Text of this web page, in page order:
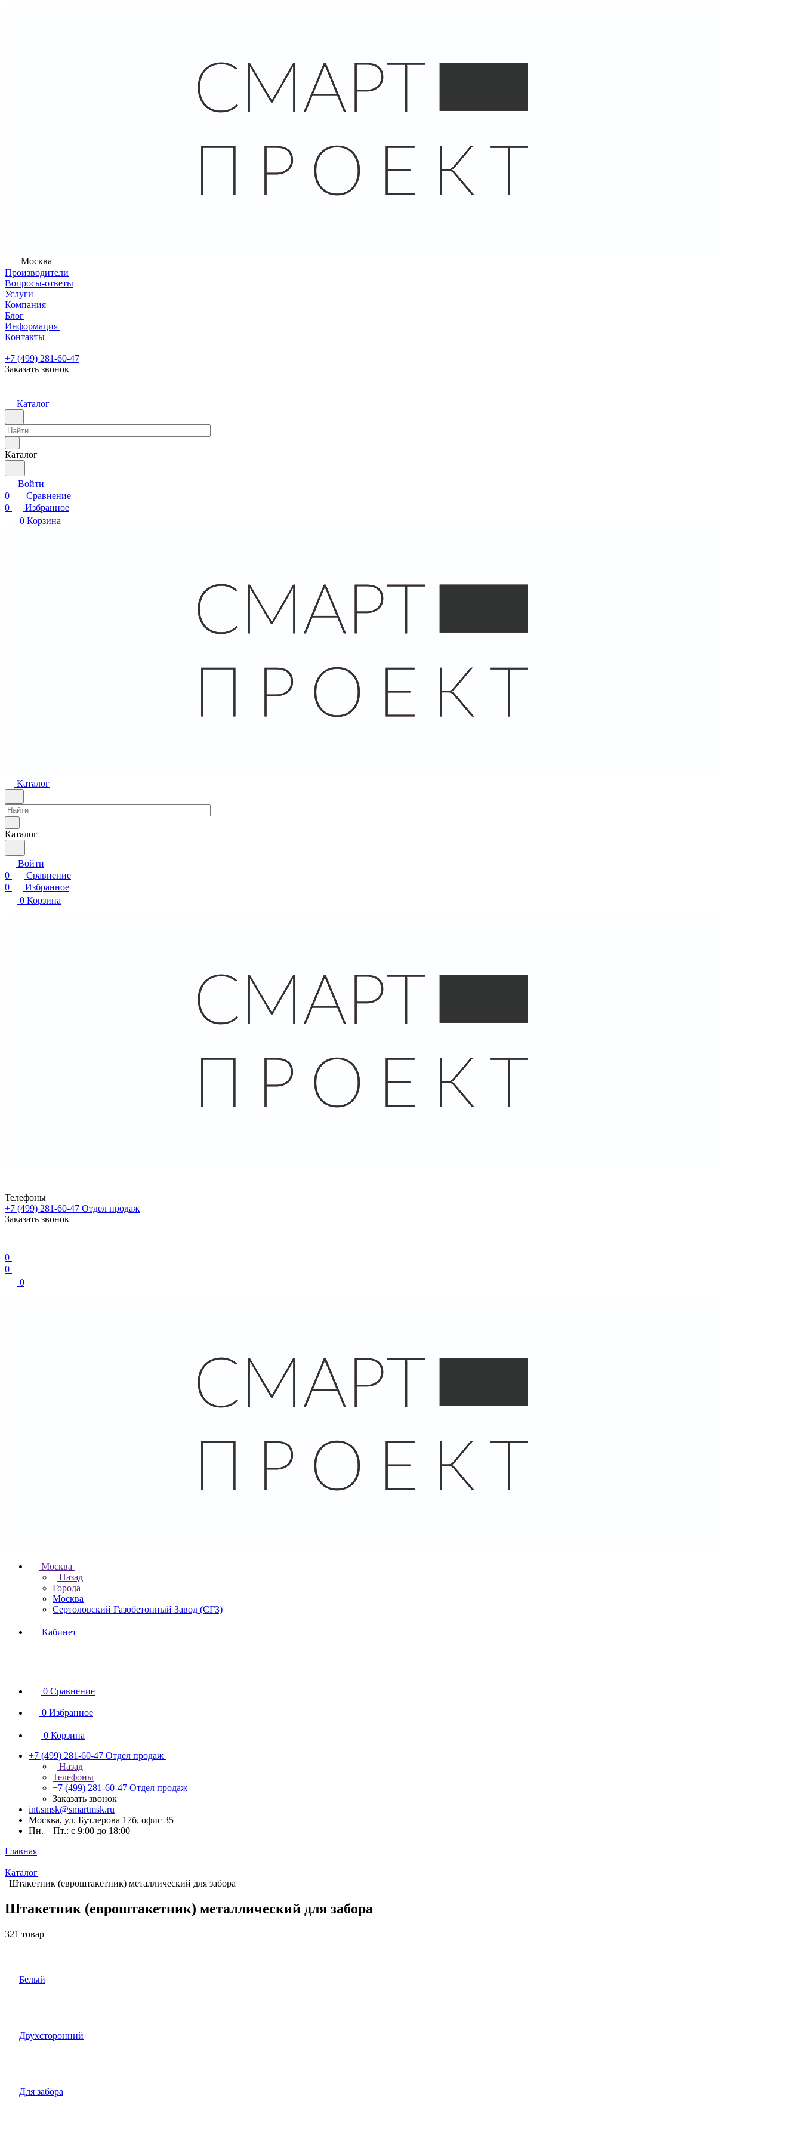
Москва
Производители
Вопросы-ответы
Услуги
Компания
Блог
Информация
Контакты
+7 (499) 281-60-47
Заказать звонок
Каталог
Каталог
Войти
0
Сравнение
0
Избранное
0 Корзина
Каталог
Каталог
Войти
0
Сравнение
0
Избранное
0 Корзина
Телефоны
+7 (499) 281-60-47 Отдел продаж
Заказать звонок
0
0
0
Москва
Назад
Города
Москва
Сертоловский Газобетонный Завод (СГЗ)
Кабинет
0 Сравнение
0 Избранное
0 Корзина
+7 (499) 281-60-47 Отдел продаж
Назад
Телефоны
+7 (499) 281-60-47 Отдел продаж
Заказать звонок
int.smsk@smartmsk.ru
Москва, ул. Бутлерова 17б, офис 35
Пн. – Пт.: с 9:00 до 18:00
Главная
Каталог
Штакетник (евроштакетник) металлический для забора
Штакетник (евроштакетник) металлический для забора
321 товар
Белый
Двухсторонний
Для забора